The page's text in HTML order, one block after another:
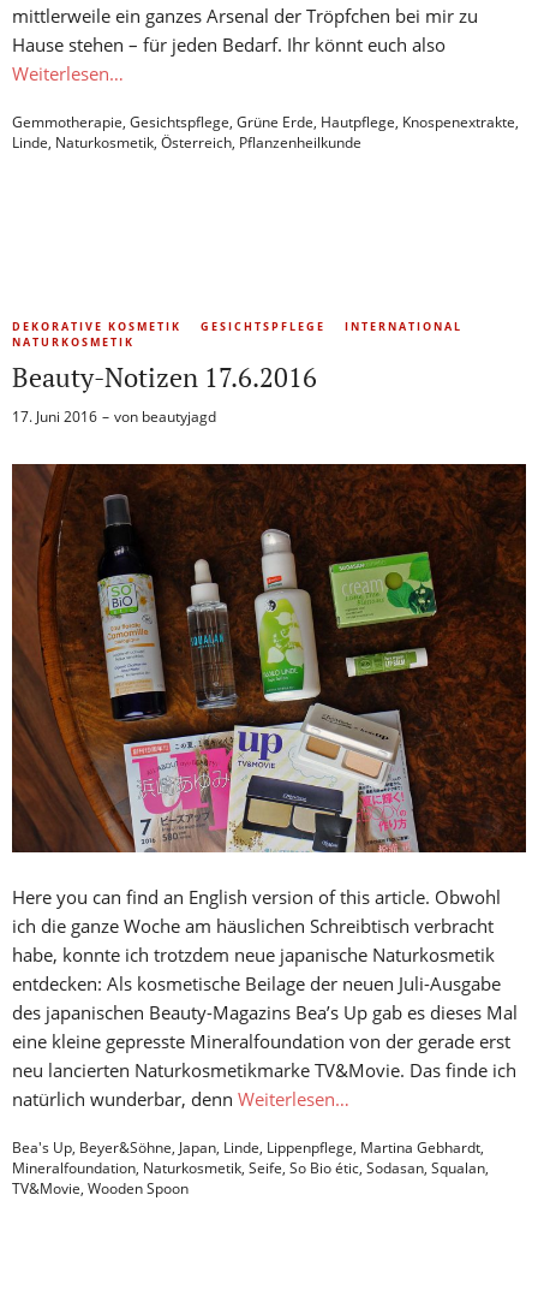
mittlerweile ein ganzes Arsenal der Tröpfchen bei mir zu
Hause stehen – für jeden Bedarf. Ihr könnt euch also
Weiterlesen…
Gemmotherapie, Gesichtspflege, Grüne Erde, Hautpflege, Knospenextrakte,
Linde, Naturkosmetik, Österreich, Pflanzenheilkunde
DEKORATIVE KOSMETIK GESICHTSPFLEGE
INTERNATIONAL
NATURKOSMETIK
Beauty-Notizen 17.6.2016
17. Juni 2016 von beautyjagd
Here you can find an English version of this article. Obwohl
ich die ganze Woche am häuslichen Schreibtisch verbracht
habe, konnte ich trotzdem neue japanische Naturkosmetik
entdecken: Als kosmetische Beilage der neuen Juli-Ausgabe
des japanischen Beauty-Magazins Bea’s Up gab es dieses Mal
eine kleine gepresste Mineralfoundation von der gerade erst
neu lancierten Naturkosmetikmarke TV&Movie. Das finde ich
natürlich wunderbar, denn Weiterlesen…
Bea's Up, Beyer&Söhne, Japan, Linde, Lippenpflege, Martina Gebhardt,
Mineralfoundation, Naturkosmetik, Seife, So Bio étic, Sodasan, Squalan,
TV&Movie, Wooden Spoon